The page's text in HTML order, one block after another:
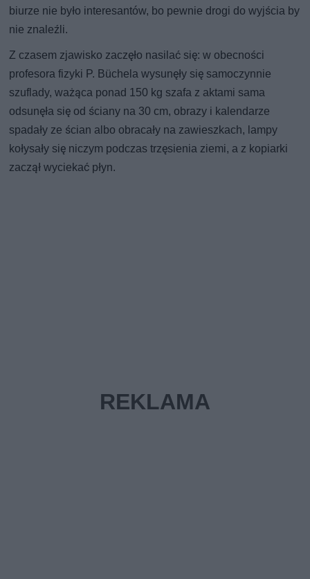
biurze nie było interesantów, bo pewnie drogi do wyjścia by
nie znaleźli.
Z czasem zjawisko zaczęło nasilać się: w obecności
profesora fizyki P. Büchela wysunęły się samoczynnie
szuflady, ważąca ponad 150 kg szafa z aktami sama
odsunęła się od ściany na 30 cm, obrazy i kalendarze
spadały ze ścian albo obracały na zawieszkach, lampy
kołysały się niczym podczas trzęsienia ziemi, a z kopiarki
zaczął wyciekać płyn.